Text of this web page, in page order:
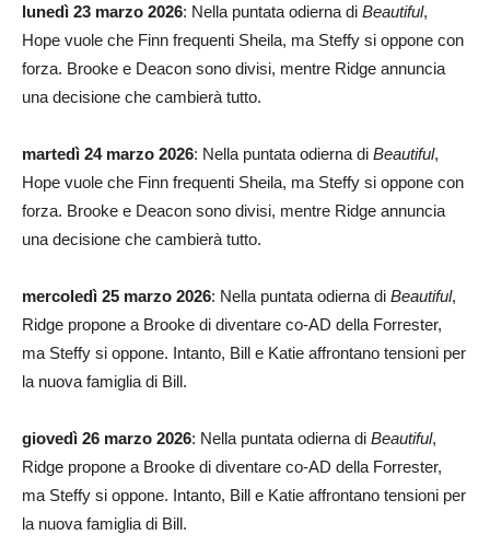
lunedì 23 marzo 2026: Nella puntata odierna di Beautiful,
Hope vuole che Finn frequenti Sheila, ma Steffy si oppone con
forza. Brooke e Deacon sono divisi, mentre Ridge annuncia
una decisione che cambierà tutto.
martedì 24 marzo 2026: Nella puntata odierna di Beautiful,
Hope vuole che Finn frequenti Sheila, ma Steffy si oppone con
forza. Brooke e Deacon sono divisi, mentre Ridge annuncia
una decisione che cambierà tutto.
mercoledì 25 marzo 2026: Nella puntata odierna di Beautiful,
Ridge propone a Brooke di diventare co-AD della Forrester,
ma Steffy si oppone. Intanto, Bill e Katie affrontano tensioni per
la nuova famiglia di Bill.
giovedì 26 marzo 2026: Nella puntata odierna di Beautiful,
Ridge propone a Brooke di diventare co-AD della Forrester,
ma Steffy si oppone. Intanto, Bill e Katie affrontano tensioni per
la nuova famiglia di Bill.